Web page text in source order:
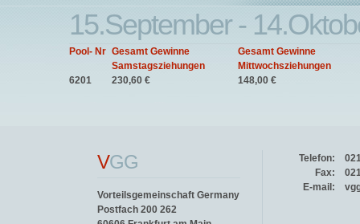
15.September -
Pool- Nr Gesamt Gewinne
Samstagsziehungen
Gesamt Gewinne
Mittwochsziehungen
6201
230,60 € 148,00 €
VGG
Vorteilsgemeinschaft Germany
Postfach 200 262
Telefon:
Fax:
E-mail: